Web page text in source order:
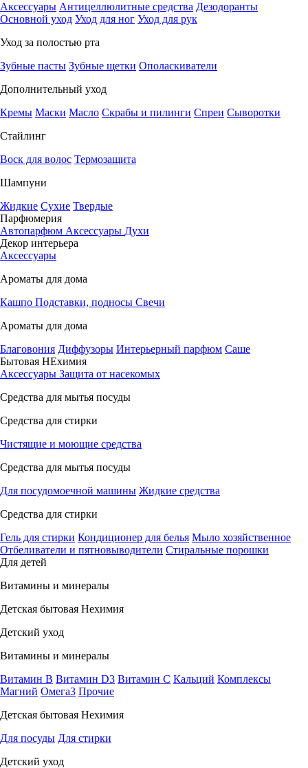
Аксессуары Антицеллюлитные средства Дезодоранты
Основной уход Уход для ног Уход для рук
Уход за полостью рта
Зубные пасты Зубные щетки Ополаскиватели
Дополнительный уход
Кремы Маски Масло Скрабы и пилинги Спреи Сыворотки
Стайлинг
Воск для волос Термозащита
Шампуни
Жидкие Сухие Твердые
Парфюмерия
Автопарфюм Аксессуары Духи
Декор интерьера
Аксессуары
Ароматы для дома
Кашпо Подставки, подносы Свечи
Ароматы для дома
Благовония Диффузоры Интерьерный парфюм Саше
Бытовая НЕхимия
Аксессуары Защита от насекомых
Средства для мытья посуды
Средства для стирки
Чистящие и моющие средства
Средства для мытья посуды
Для посудомоечной машины Жидкие средства
Средства для стирки
Гель для стирки Кондиционер для белья Мыло хозяйственное
Отбеливатели и пятновыводители Стиральные порошки
Для детей
Витамины и минералы
Детская бытовая Нехимия
Детский уход
Витамины и минералы
Витамин В Витамин D3 Витамин С Кальций Комплексы
Магний Омега3 Прочие
Детская бытовая Нехимия
Для посуды Для стирки
Детский уход